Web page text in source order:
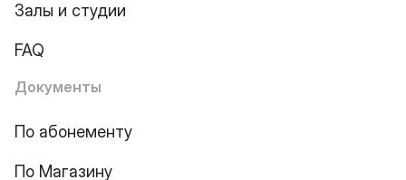
Залы и студии
FAQ
Документы
По абонементу
По Магазину